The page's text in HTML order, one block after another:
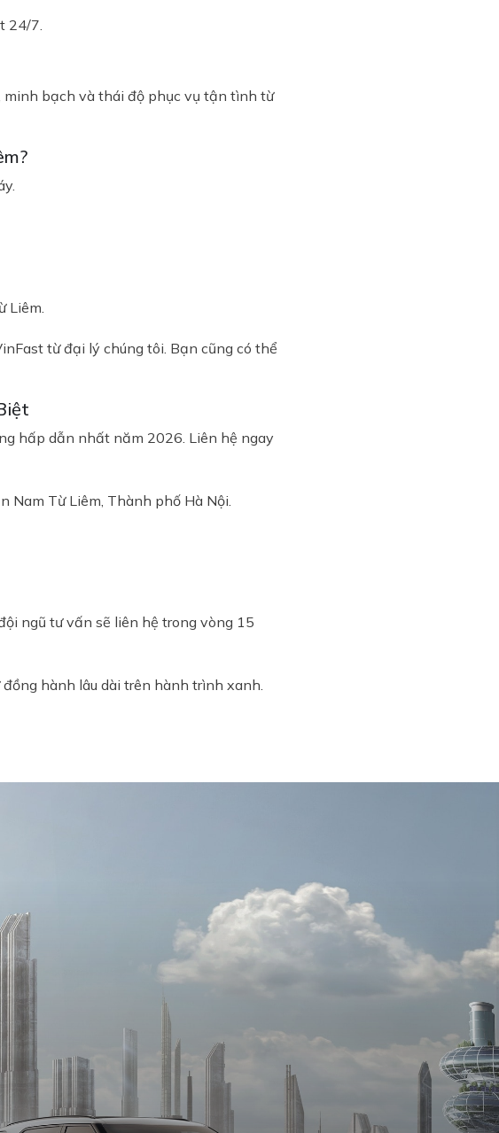
24/7.
minh bạch và thái độ phục vụ tận tình từ
Liêm.
từ đại lý chúng tôi. Bạn cũng có thể
hấp dẫn nhất năm 2026. Liên hệ ngay
Nam Từ Liêm, Thành phố Hà Nội
ngũ tư vấn sẽ liên hệ trong vòng 15
hành lâu dài trên hành trình xanh.